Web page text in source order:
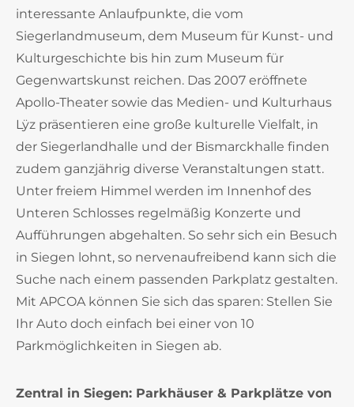
interessante Anlaufpunkte, die vom
Siegerlandmuseum, dem Museum für Kunst- und
Kulturgeschichte bis hin zum Museum für
Gegenwartskunst reichen. Das 2007 eröffnete
Apollo-Theater sowie das Medien- und Kulturhaus
Lÿz präsentieren eine große kulturelle Vielfalt, in
der Siegerlandhalle und der Bismarckhalle finden
zudem ganzjährig diverse Veranstaltungen statt.
Unter freiem Himmel werden im Innenhof des
Unteren Schlosses regelmäßig Konzerte und
Aufführungen abgehalten. So sehr sich ein Besuch
in Siegen lohnt, so nervenaufreibend kann sich die
Suche nach einem passenden Parkplatz gestalten.
Mit APCOA können Sie sich das sparen: Stellen Sie
Ihr Auto doch einfach bei einer von 10
Parkmöglichkeiten in Siegen ab.
Zentral in Siegen: Parkhäuser & Parkplätze von